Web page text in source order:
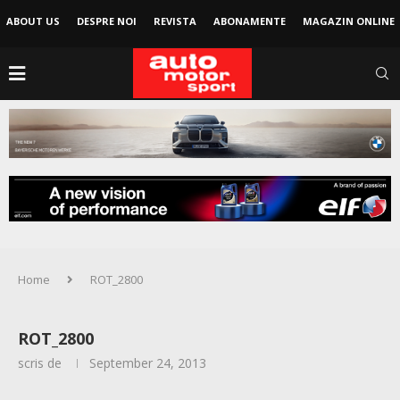
ABOUT US DESPRE NOI REVISTA ABONAMENTE MAGAZIN ONLINE
Home ROT_2800
ROT_2800
scris de September 24, 2013